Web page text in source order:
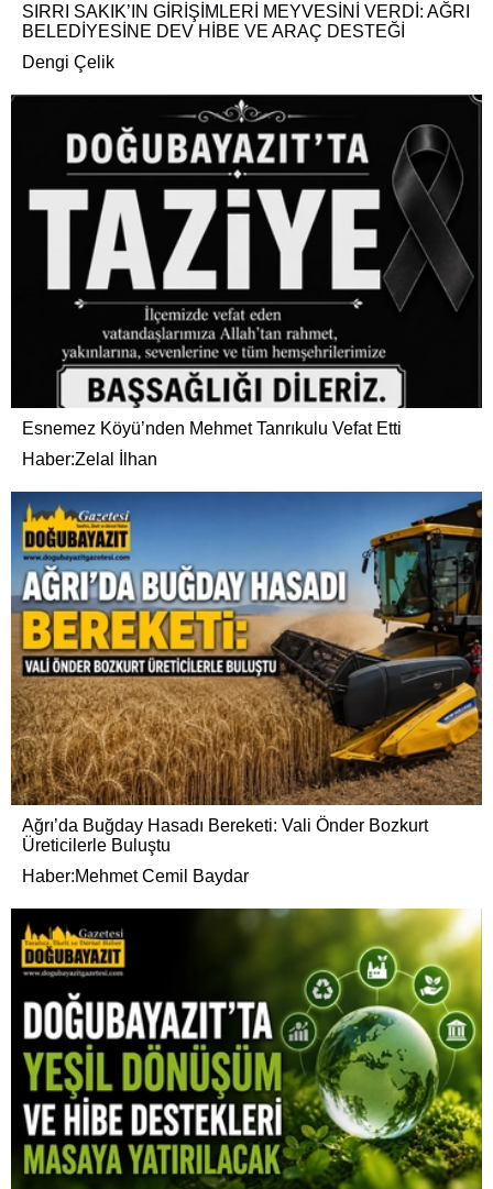
SIRRI SAKIK’IN GİRİŞİMLERİ MEYVESİNİ VERDİ: AĞRI
BELEDİYESİNE DEV HİBE VE ARAÇ DESTEĞİ
Dengi Çelik
Esnemez Köyü’nden Mehmet Tanrıkulu Vefat Etti
Haber:Zelal İlhan
Ağrı’da Buğday Hasadı Bereketi: Vali Önder Bozkurt
Üreticilerle Buluştu
Haber:Mehmet Cemil Baydar